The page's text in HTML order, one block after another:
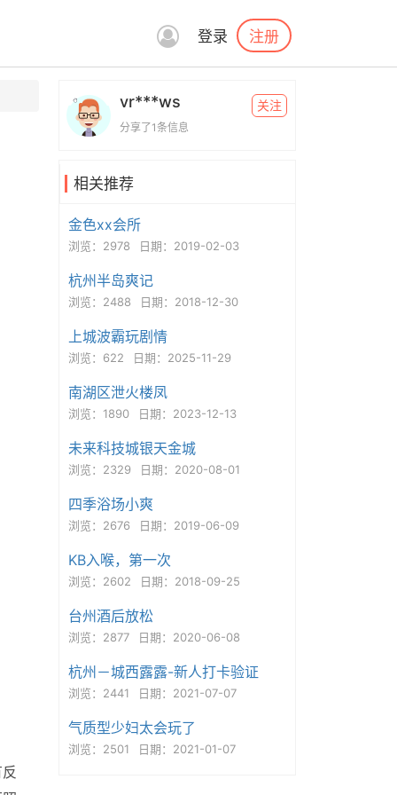
登录 注册
vr***ws
分享了1条信息
关注
相关推荐
金色xx会所
浏览：2978 日期：2019-02-03
杭州半岛爽记
浏览：2488 日期：2018-12-30
上城波霸玩剧情
浏览：622 日期：2025-11-29
南湖区泄火楼凤
浏览：1890 日期：2023-12-13
未来科技城银天金城
浏览：2329 日期：2020-08-01
四季浴场小爽
浏览：2676 日期：2019-06-09
KB入喉，第一次
浏览：2602 日期：2018-09-25
台州酒后放松
浏览：2877 日期：2020-06-08
杭州－城西露露-新人打卡验证
浏览：2441 日期：2021-07-07
气质型少妇太会玩了
浏览：2501 日期：2021-01-07